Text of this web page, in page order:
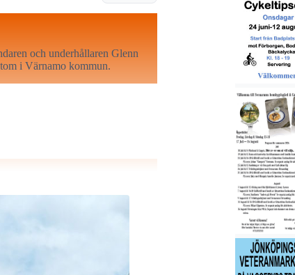
och underhållaren Glenn
i Värnamo kommun.